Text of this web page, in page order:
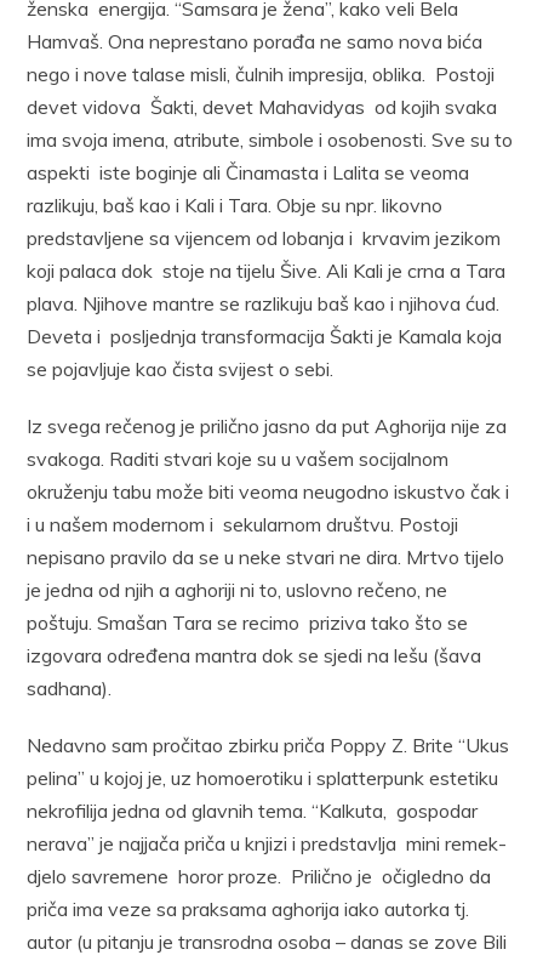
ženska energija. “Samsara je žena”, kako veli Bela
Hamvaš. Ona neprestano porađa ne samo nova bića
nego i nove talase misli, čulnih impresija, oblika. Postoji
devet vidova Šakti, devet Mahavidyas od kojih svaka
ima svoja imena, atribute, simbole i osobenosti. Sve su to
aspekti iste boginje ali Činamasta i Lalita se veoma
razlikuju, baš kao i Kali i Tara. Obje su npr. likovno
predstavljene sa vijencem od lobanja i krvavim jezikom
koji palaca dok stoje na tijelu Šive. Ali Kali je crna a Tara
plava. Njihove mantre se razlikuju baš kao i njihova ćud.
Deveta i posljednja transformacija Šakti je Kamala koja
se pojavljuje kao čista svijest o sebi.
Iz svega rečenog je prilično jasno da put Aghorija nije za
svakoga. Raditi stvari koje su u vašem socijalnom
okruženju tabu može biti veoma neugodno iskustvo čak i
i u našem modernom i sekularnom društvu. Postoji
nepisano pravilo da se u neke stvari ne dira. Mrtvo tijelo
je jedna od njih a aghoriji ni to, uslovno rečeno, ne
poštuju. Smašan Tara se recimo priziva tako što se
izgovara određena mantra dok se sjedi na lešu (šava
sadhana).
Nedavno sam pročitao zbirku priča Poppy Z. Brite “Ukus
pelina” u kojoj je, uz homoerotiku i splatterpunk estetiku
nekrofilija jedna od glavnih tema. “Kalkuta, gospodar
nerava” je najjača priča u knjizi i predstavlja mini remek-
djelo savremene horor proze. Prilično je očigledno da
priča ima veze sa praksama aghorija iako autorka tj.
autor (u pitanju je transrodna osoba – danas se zove Bili